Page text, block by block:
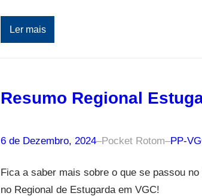
Ler mais
Resumo Regional
6 de Dezembro, 2024–Pocket Rotom–PP-
Fica a saber mais sobre o que se passou
no Regional de Estugarda em VGC!